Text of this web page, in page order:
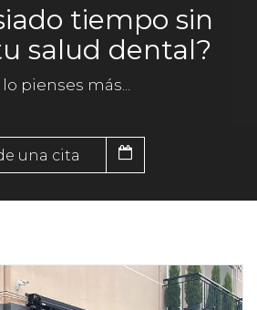
tiempo sin
salud dental?
lo pienses más...
una cita